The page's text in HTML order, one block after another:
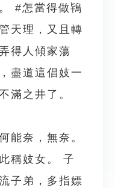
#怎當得做鴇
天理，又且轉
得人傾家蕩
盡道這倡妓一
滿之井了。
能奈，無奈。
稱妓女。 子
子弟，多指嫖